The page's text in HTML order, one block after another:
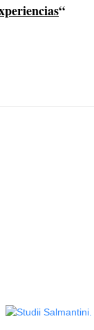
“